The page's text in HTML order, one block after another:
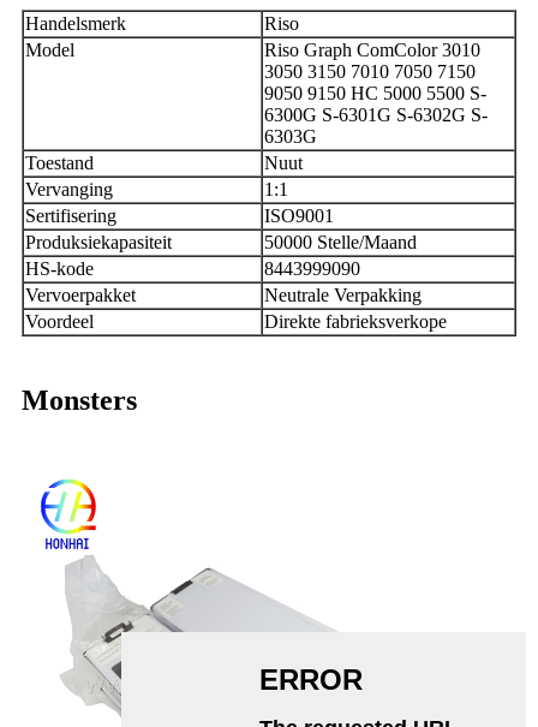
Handelsmerk
Riso
Model
Riso Graph ComColor 3010
3050 3150 7010 7050 7150
9050 9150 HC 5000 5500 S-
6300G S-6301G S-6302G S-
6303G
Toestand
Nuut
Vervanging
1:1
Sertifisering
ISO9001
Produksiekapasiteit
50000 Stelle/Maand
HS-kode
8443999090
Vervoerpakket
Neutrale Verpakking
Voordeel
Direkte fabrieksverkope
Monsters